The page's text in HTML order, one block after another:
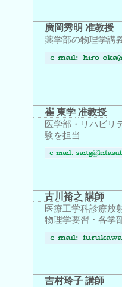
廣岡秀明 准教授
薬学部の物理学講
崔 東学 准教授
医学部・リハビリ
験を担当
古川裕之 講師
医療工学科診療放
物理学要習・各学
吉村玲子 講師